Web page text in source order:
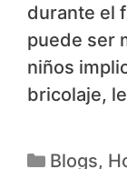
durante el
puede ser
niños
bricolaje,
Blogs,